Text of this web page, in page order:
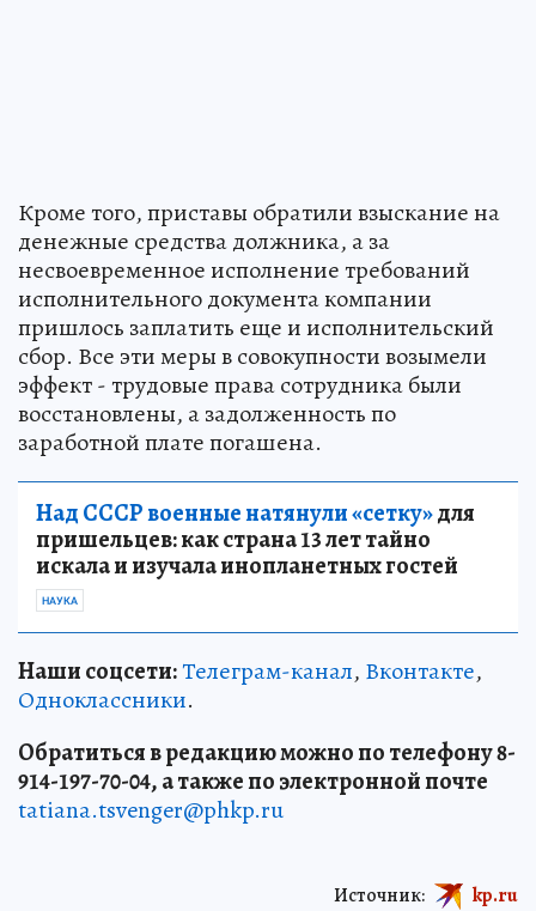
Кроме того, приставы обратили взыскание на
денежные средства должника, а за
несвоевременное исполнение требований
исполнительного документа компании
пришлось заплатить еще и исполнительский
сбор. Все эти меры в совокупности возымели
эффект - трудовые права сотрудника были
восстановлены, а задолженность по
заработной плате погашена.
Над СССР военные натянули «сетку»для
пришельцев: как страна 13 лет тайно
искала и изучала инопланетных гостей
НАУКА
Наши соцсети:Телеграм-канал, Вконтакте,
Одноклассники.
Обратиться в редакцию можно по телефону 8-
914-197-70-04, а также по электронной почте
tatiana.tsvenger@phkp.ru
Источник: kp.ru